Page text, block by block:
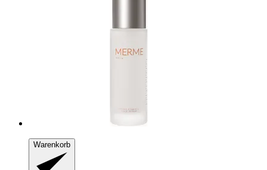
Warenkorb